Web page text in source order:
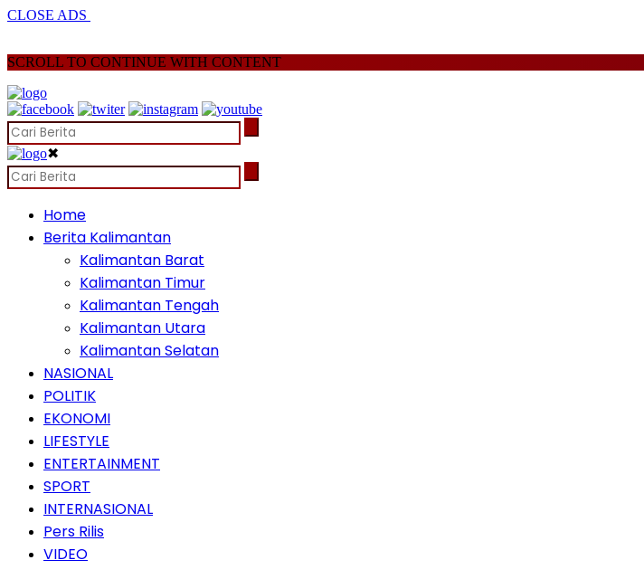
CLOSE ADS
SCROLL TO CONTINUE WITH CONTENT
✖
Home
Berita Kalimantan
Kalimantan Barat
Kalimantan Timur
Kalimantan Tengah
Kalimantan Utara
Kalimantan Selatan
NASIONAL
POLITIK
EKONOMI
LIFESTYLE
ENTERTAINMENT
SPORT
INTERNASIONAL
Pers Rilis
VIDEO